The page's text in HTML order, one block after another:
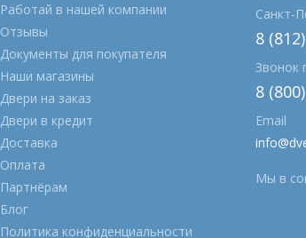
Работай в нашей компании
Отзывы
Документы для покупателя
Наши магазины
Двери на заказ
Двери в кредит
Доставка
Оплата
Партнёрам
Блог
Политика конфиденциальности
Санкт-
8
Звонок
8
Email
Мы в